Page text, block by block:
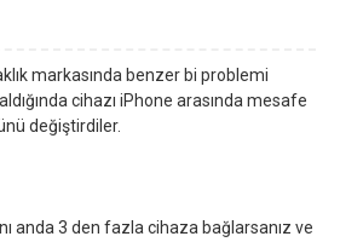
markasında benzer bi problemi
cihazı iPhone arasında mesafe
değiştirdiler.
anda 3 den fazla cihaza bağlarsanız ve